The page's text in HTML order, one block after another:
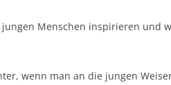
Menschen inspirieren und
wenn man an die jungen